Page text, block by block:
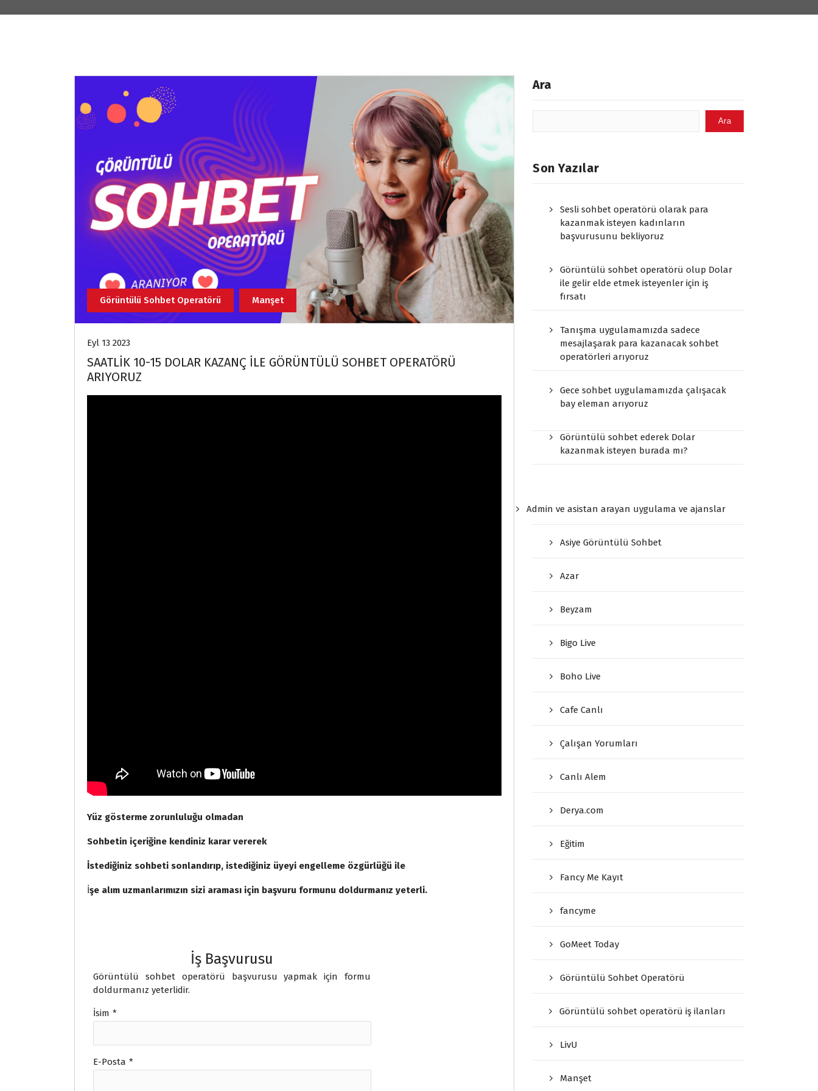
Görüntülü Sohbet Operatörü Manşet
Eyl 13 2023
SAATLİK 10-15 DOLAR KAZANÇ İLE GÖRÜNTÜLÜ SOHBET OPERATÖRÜ
ARIYORUZ
Yüz gösterme zorunluluğu olmadan
Sohbetin içeriğine kendiniz karar vererek
İstediğiniz sohbeti sonlandırıp, istediğiniz üyeyi engelleme özgürlüğü ile
İşe alım uzmanlarımızın sizi araması için başvuru formunu doldurmanız yeterli.
İş Başvurusu
Görüntülü sohbet operatörü başvurusu yapmak için formu
doldurmanız yeterlidir.
İsim *
E-Posta *
Ara
Ara
Son Yazılar
Sesli sohbet operatörü olarak para
kazanmak isteyen kadınların
başvurusunu bekliyoruz
Görüntülü sohbet operatörü olup Dolar
ile gelir elde etmek isteyenler için iş
fırsatı
Tanışma uygulamamızda sadece
mesajlaşarak para kazanacak sohbet
operatörleri arıyoruz
Gece sohbet uygulamamızda çalışacak
bay eleman arıyoruz
Görüntülü sohbet ederek Dolar
kazanmak isteyen burada mı?
Admin ve asistan arayan uygulama ve ajanslar
Asiye Görüntülü Sohbet
Azar
Beyzam
Bigo Live
Boho Live
Cafe Canlı
Çalışan Yorumları
Canlı Alem
Derya.com
Eğitim
Fancy Me Kayıt
fancyme
GoMeet Today
Görüntülü Sohbet Operatörü
Görüntülü sohbet operatörü iş ilanları
LivU
Manşet